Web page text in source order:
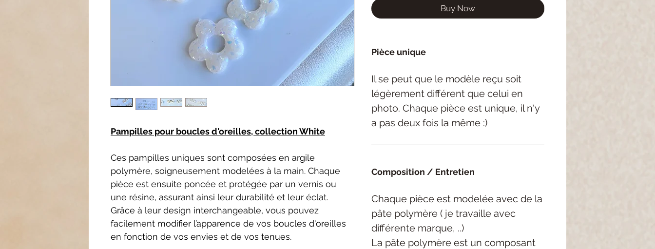
Pampilles pour boucles d'oreilles, collection White
Ces pampilles uniques sont composées en argile
polymère, soigneusement modelées à la main. Chaque
pièce est ensuite poncée et protégée par un vernis ou
une résine, assurant ainsi leur durabilité et leur éclat.
Grâce à leur design interchangeable, vous pouvez
facilement modifier l’apparence de vos boucles d'oreilles
en fonction de vos envies et de vos tenues.
Buy Now
Pièce unique
Il se peut que le modèle reçu soit
légèrement différent que celui en
photo. Chaque pièce est unique, il n'y
a pas deux fois la même :)
Composition / Entretien
Chaque pièce est modelée avec de la
pâte polymère ( je travaille avec
différente marque, ..)
La pâte polymère est un composant